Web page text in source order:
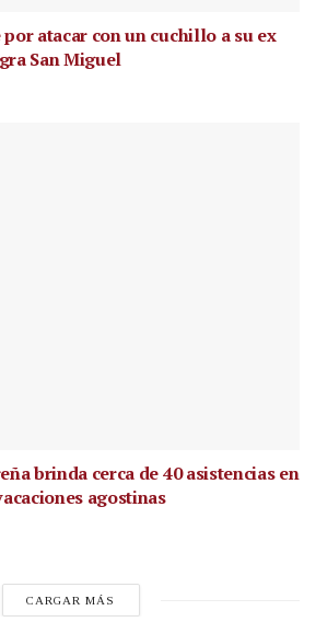
atacar con un cuchillo a su ex
San Miguel
brinda cerca de 40 asistencias en
agostinas
CARGAR MÁS